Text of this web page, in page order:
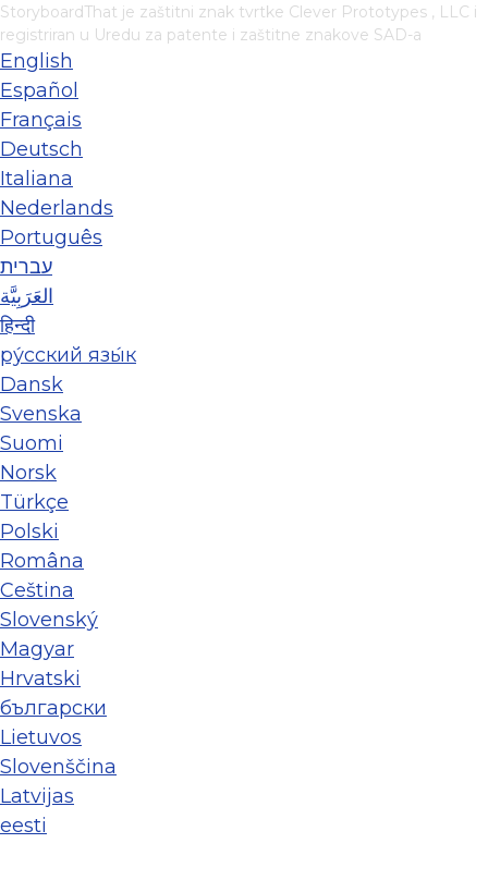
StoryboardThat je zaštitni znak tvrtke Clever Prototypes , LLC i
registriran u Uredu za patente i zaštitne znakove SAD-a
English
Español
Français
Deutsch
Italiana
Nederlands
Português
עברית
العَرَبِيَّة
हिन्दी
ру́сский язы́к
Dansk
Svenska
Suomi
Norsk
Türkçe
Polski
Româna
Ceština
Slovenský
Magyar
Hrvatski
български
Lietuvos
Slovenščina
Latvijas
eesti